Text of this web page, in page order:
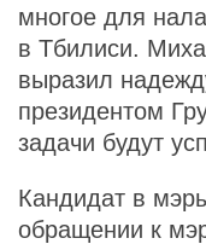
многое для
в Тбилиси.
выразил
президентом
задачи будут
Кандидат в
обращении к